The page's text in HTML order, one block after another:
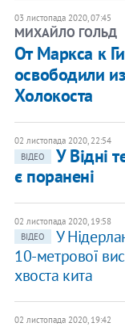
03 листопада 2020, 07:45
МИХАЙЛО ГОЛЬД
От Маркса к
освободили
Холокоста
02 листопада 2020, 22:54
ВІДЕО
У Відні
є поранені
02 листопада 2020, 19:58
ВІДЕО
У
10-метрової
хвоста кита
02 листопада 2020, 19:42